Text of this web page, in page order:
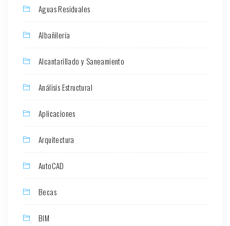
Aguas Residuales
Albañilería
Alcantarillado y Saneamiento
Análisis Estructural
Aplicaciones
Arquitectura
AutoCAD
Becas
BIM